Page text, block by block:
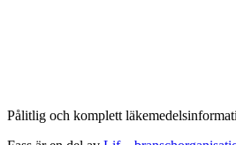
Pålitlig och komplett